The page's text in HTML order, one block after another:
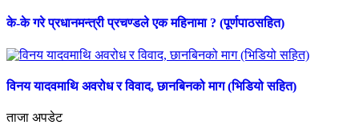
के-के गरे प्रधानमन्त्री प्रचण्डले एक महिनामा ? (पूर्णपाठसहित)
विनय यादवमाथि अवरोध र विवाद, छानबिनको माग (भिडियो सहित)
ताजा अपडेट